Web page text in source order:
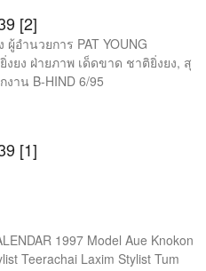
[2]
อํานวยการ PAT YOUNG
ยง ฝ่ายภาพ เด็ดขาด ชาติยิ่งยง, สุ
าน B-HIND 6/95
[1]
1997 Model Aue Knokon
Teerachai Laxim Stylist Tum